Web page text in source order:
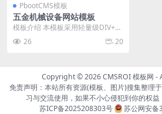
PbootCMS模板
五金机械设备网站模板
模板介绍 本模板采用轻量级DIV+C
SS手工编写，专注五金机械类企业
展示需求。结...
26 20
Copyright © 2026CMSROI 模板网 -
免责声明：本站所有资源(模板、图片)搜集整理
习与交流使用，如果不小心侵犯到你的权益
苏ICP备2025208303号
苏公网安